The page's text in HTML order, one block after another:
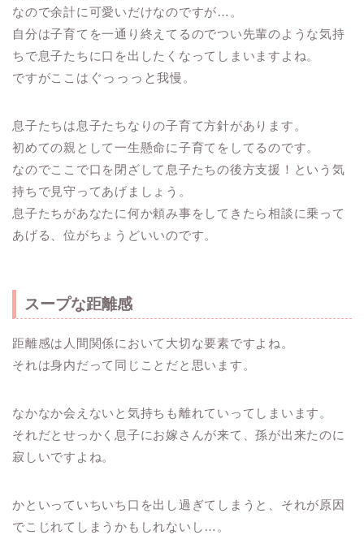
なので余計に可愛いだけなのですが…。
自分は子育てを一通り終えてるのでつい先輩のような気持
ちで息子たちに口を出したくなってしまいますよね。
ですがここは ぐっっっと我慢。
息子たちは息子たちなりの子育て方針があります。
初めての親として一生懸命に子育てをしてるのです。
なのでここで口を閉ざして息子たちの後方支援！という気
持ちで見守ってあげましょう。
息子たちがあなたに何か頼み事をしてきたら相談に乗って
あげる、位がちょうどいいのです。
スープな距離感
距離感は人間関係において大切な要素ですよね。
それは身内だって同じことだと思います。
なかなか会えないと気持ちも離れていってしまいます。
それだとせっかく息子にお嫁さんが来て、孫が出来たのに
寂しいですよね。
かといっていちいち口を出し過ぎてしまうと、それが原因
でこじれてしまうかもしれないし…。